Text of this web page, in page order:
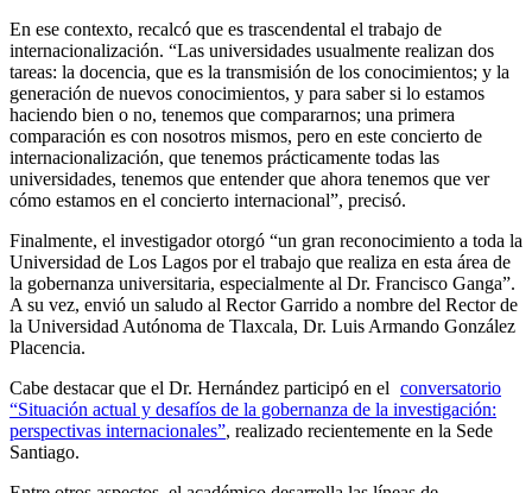
En ese contexto, recalcó que es trascendental el trabajo de
internacionalización. “Las universidades usualmente realizan dos
tareas: la docencia, que es la transmisión de los conocimientos; y la
generación de nuevos conocimientos, y para saber si lo estamos
haciendo bien o no, tenemos que compararnos; una primera
comparación es con nosotros mismos, pero en este concierto de
internacionalización, que tenemos prácticamente todas las
universidades, tenemos que entender que ahora tenemos que ver
cómo estamos en el concierto internacional”, precisó.
Finalmente, el investigador otorgó “un gran reconocimiento a toda la
Universidad de Los Lagos por el trabajo que realiza en esta área de
la gobernanza universitaria, especialmente al Dr. Francisco Ganga”.
A su vez, envió un saludo al Rector Garrido a nombre del Rector de
la Universidad Autónoma de Tlaxcala, Dr. Luis Armando González
Placencia.
Cabe destacar que el Dr. Hernández participó en el conversatorio
“Situación actual y desafíos de la gobernanza de la investigación:
perspectivas internacionales”, realizado recientemente en la Sede
Santiago.